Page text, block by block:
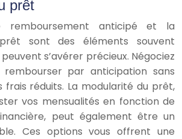
prêt
remboursement anticipé et la
sont des éléments souvent
s’avérer précieux. Négociez
par anticipation sans
frais réduits. La modularité du prêt,
vos mensualités en fonction de
peut également être un
Ces options vous offrent une